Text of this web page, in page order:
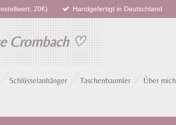
20€) Handgefertigt in Deutschland
Crombach♡
Schlüsselanhänger Taschenbaumler Über mich